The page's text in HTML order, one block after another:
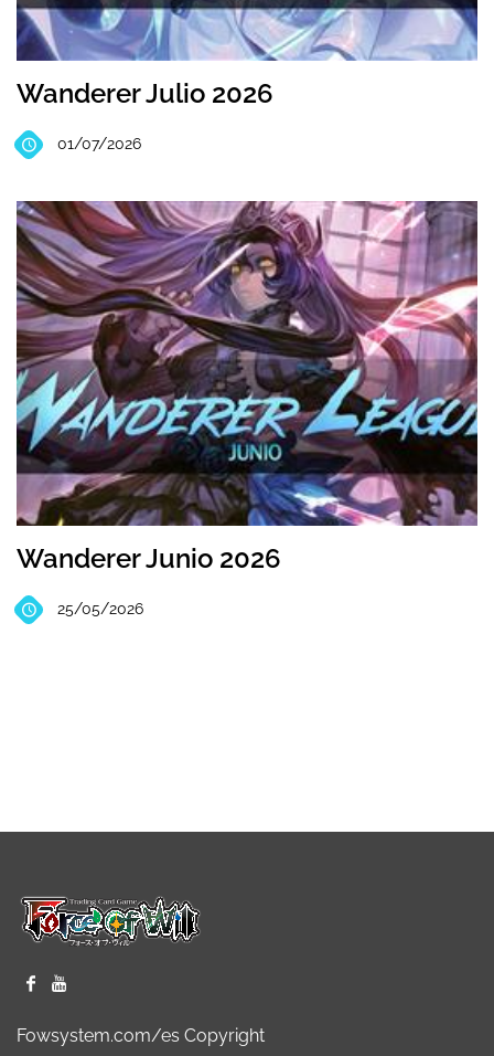
Wanderer Julio 2026
01/07/2026
Wanderer Junio 2026
25/05/2026
Fowsystem.com/es Copyright